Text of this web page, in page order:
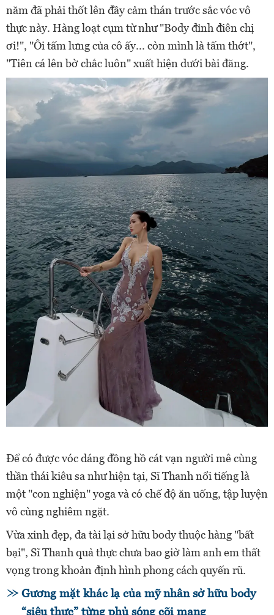
năm đã phải thốt lên đầy cảm thán trước sắc vóc vô
thực này. Hàng loạt cụm từ như "Body đỉnh điên chị
ơi!", "Ôi tấm lưng của cô ấy... còn mình là tấm thớt",
"Tiên cá lên bờ chắc luôn" xuất hiện dưới bài đăng.
Để có được vóc dáng đồng hồ cát vạn người mê cùng
thần thái kiêu sa như hiện tại, Sĩ Thanh nổi tiếng là
một "con nghiện" yoga và có chế độ ăn uống, tập luyện
vô cùng nghiêm ngặt.
Vừa xinh đẹp, đa tài lại sở hữu body thuộc hàng "bất
bại", Sĩ Thanh quả thực chưa bao giờ làm anh em thất
vọng trong khoản định hình phong cách quyến rũ.
Gương mặt khác lạ của mỹ nhân sở hữu body
“siêu thực” từng phủ sóng cõi mạng